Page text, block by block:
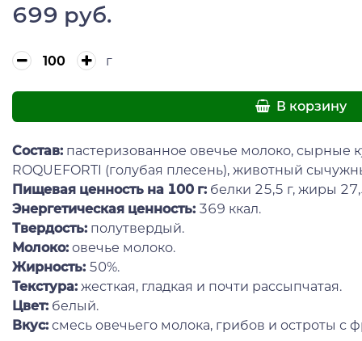
699 руб.
г
В корзину
Состав: пастеризованное овечье молоко, сырные
ROQUEFORTI (голубая плесень), животный
Пищевая ценность на 100 г: белки 25,5 г, жиры
Энергетическая ценность: 369 ккал.
Твердость: полутвердый.
Молоко: овечье молоко.
Жирность: 50%.
Текстура: жесткая, гладкая и почти рассыпчатая.
Цвет: белый.
Вкус: смесь овечьего молока, грибов и остроты с